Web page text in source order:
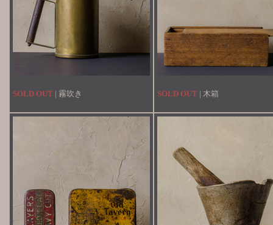
SOLD OUT | 霧吹き SOLD OUT | 木箱